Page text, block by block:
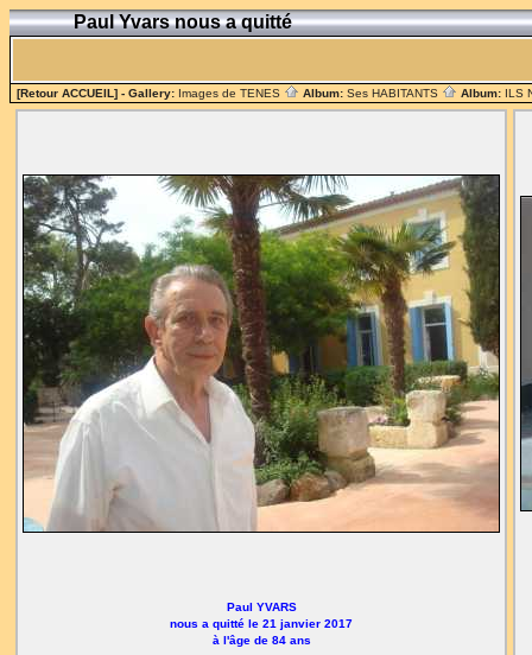
Paul Yvars nous a quitté
[Retour ACCUEIL] - Gallery: Images de TENES Album: Ses HABITANTS Album: ILS
Paul YVARS
nous a quitté le 21 janvier 2017
à l'âge de 84 ans